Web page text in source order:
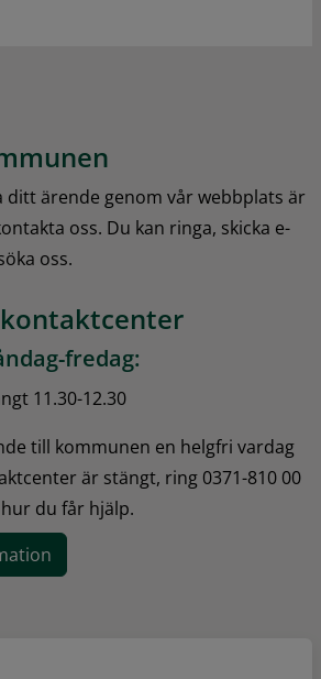
ditt ärende genom vår webbplats är
oss. Du kan ringa, skicka e-
oss.
fredag:
11.30-12.30
till kommunen en helgfri vardag
är stängt, ring 0371-810 00
du får hjälp.